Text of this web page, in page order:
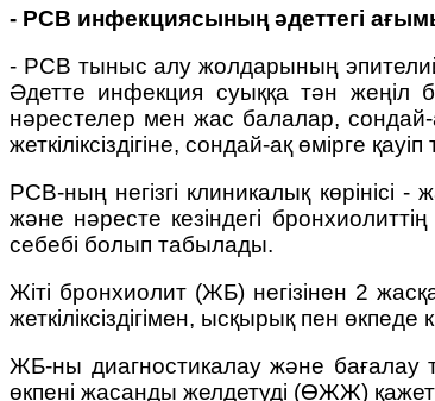
- РСВ инфекциясының әдеттегі
- РСВ тыныс алу жолдарының
Әдетте инфекция суыққа тән жеңіл
нәрестелер мен жас балалар,
жеткіліксіздігіне, сондай-ақ өмірге
РСВ-ның негізгі клиникалық
және нәресте кезіндегі
себебі болып табылады.
Жіті бронхиолит (ЖБ) негізінен 2
жеткіліксіздігімен, ысқырық пен
ЖБ-ны диагностикалау және бағалау
өкпені жасанды желдетуді (ӨЖЖ) қажет